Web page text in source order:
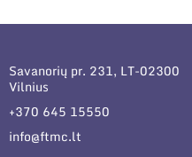
Savanorių pr. 231, LT-02300
Vilnius
+370 645 15550
info@ftmc.lt